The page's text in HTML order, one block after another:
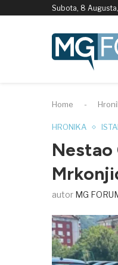
Subota, 8
Home -
HRONIKA
Nestao
autor MG